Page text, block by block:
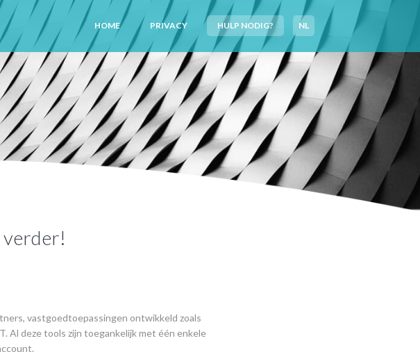
HOME PRIVACY HULP NODIG? NL
verder!
vastgoedtoepassingen ontwikkeld zoals
Al deze tools zijn toegankelijk met één enkele